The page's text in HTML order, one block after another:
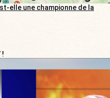
elle une championne de la
!